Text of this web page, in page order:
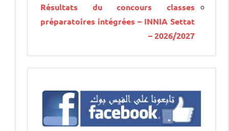
Résultats du concours classes
préparatoires intégrées – INNIA Settat
– 2026/2027